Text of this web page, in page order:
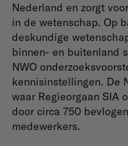
Nederland en zorgt
in de wetenschap. Op
deskundige
binnen- en buitenland
NWO
kennisinstellingen. De
waar Regieorgaan SIA
door circa 750
medewerkers.